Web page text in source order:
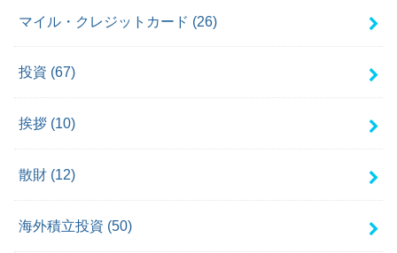
マイル・クレジットカード (26)
投資 (67)
挨拶 (10)
散財 (12)
海外積立投資 (50)